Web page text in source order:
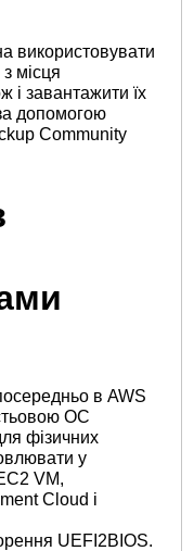
використовувати
місця
і завантажити їх
допомогою
Community
в AWS
ОС
фізичних
у
VM,
Cloud і
UEFI2BIOS.